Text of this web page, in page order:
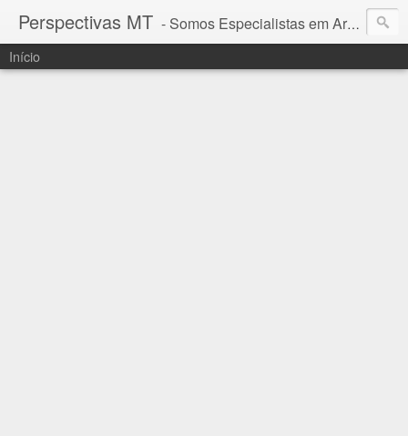
Perspectivas MT - Somos Especialistas em Araguaia - Mato Grosso
Início